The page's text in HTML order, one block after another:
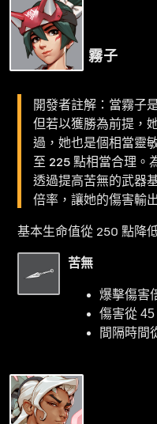
霧子
開發者註解：當霧子
但若以獲勝為前提，
過，她也是個相當靈
至 225 點相當合理。
透過提高苦無的武器
倍率，讓她的傷害輸
基本生命值從 250 點降
苦無
爆擊傷害
傷害從 45
間隔時間